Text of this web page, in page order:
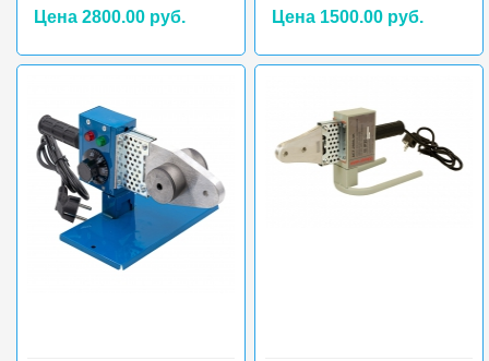
Цена 2800.00 руб.
Цена 1500.00 руб.